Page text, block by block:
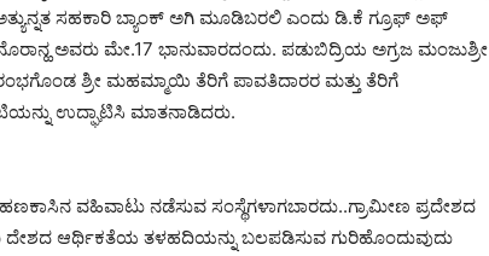
ಸಹಕಾರಿ ಬ್ಯಾಂಕ್ ಅಗಿ ಮೂಡಿಬರಲಿ ಎಂದು ಡಿ.ಕೆ ಗ್ರೂಫ್ ಅಫ್
ಅವರು ಮೇ.17 ಭಾನುವಾರದಂದು. ಪಡುಬಿದ್ರಿಯ ಅಗ್ರಜ ಮಂಜುಶ್ರೀ
ಶ್ರೀ ಮಹಮ್ಮಾಯಿ ತೆರಿಗೆ ಪಾವತಿದಾರರ ಮತ್ತು ತೆರಿಗೆ
ಉದ್ಘಾಟಿಸಿ ಮಾತನಾಡಿದರು‌.
ವಹಿವಾಟು ನಡೆಸುವ ಸಂಸ್ಥೆಗಳಾಗಬಾರದು..ಗ್ರಾಮೀಣ ಪ್ರದೇಶದ
ದೇಶದ ಆರ್ಥಿಕತೆಯ ತಳಹದಿಯನ್ನು ಬಲಪಡಿಸುವ ಗುರಿಹೊಂದುವುದು